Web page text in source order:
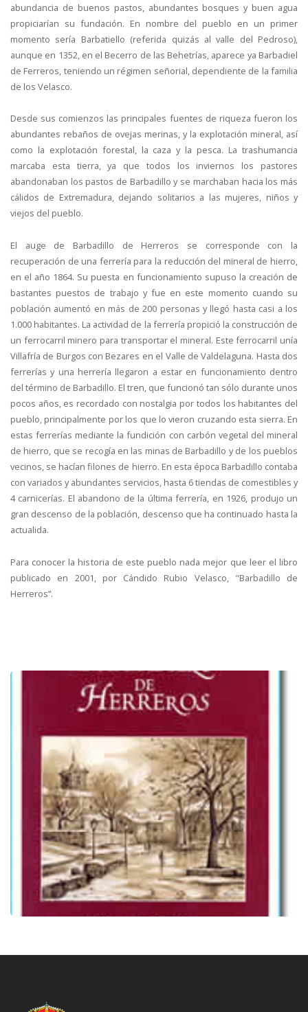
abundancia de buenos pastos, abundantes bosques y buen agua
propiciarían su fundación. En nombre del pueblo en un primer
momento sería Barbatiello (referida quizás al valle del Pedroso),
aunque en 1352, en el Becerro de las Behetrías, aparece ya Barbadiel
de Ferreros, teniendo un régimen señorial, dependiente de la familia
de los Velasco.
Desde sus comienzos las principales fuentes de riqueza fueron los
abundantes rebaños de ovejas merinas, y la explotación mineral, así
como la explotación forestal, la caza y la pesca. La trashumancia
marcaba esta tierra, ya que todos los inviernos los pastores
abandonaban los pastos de Barbadillo y se marchaban hacia los más
cálidos de Extremadura, dejando solitarios a las mujeres, niños y
viejos del pueblo.
El auge de Barbadillo de Herreros se corresponde con la
recuperación de una ferrería para la reducción del mineral de hierro,
en el año 1864. Su puesta en funcionamiento supuso la creación de
bastantes puestos de trabajo y fue en este momento cuando su
población aumentó en más de 200 personas y llegó hasta casi a los
1.000 habitantes. La actividad de la ferrería propició la construcción de
un ferrocarril minero para transportar el mineral. Este ferrocarril unía
Villafría de Burgos con Bezares en el Valle de Valdelaguna. Hasta dos
ferrerías y una herrería llegaron a estar en funcionamiento dentro
del término de Barbadillo. El tren, que funcionó tan sólo durante unos
pocos años, es recordado con nostalgia por todos los habitantes del
pueblo, principalmente por los que lo vieron cruzando esta sierra. En
estas ferrerías mediante la fundición con carbón vegetal del mineral
de hierro, que se recogía en las minas de Barbadillo y de los pueblos
vecinos, se hacían filones de hierro. En esta época Barbadillo contaba
con variados y abundantes servicios, hasta 6 tiendas de comestibles y
4 carnicerías. El abandono de la última ferrería, en 1926, produjo un
gran descenso de la población, descenso que ha continuado hasta la
actualida.
Para conocer la historia de este pueblo nada mejor que leer el libro
publicado en 2001, por Cándido Rubio Velasco, "Barbadillo de
Herreros”.